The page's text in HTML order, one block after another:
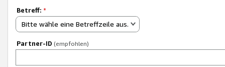
Betreff: *
Bitte wähle eine Betreffzeile aus.
Partner-ID (empfohlen)